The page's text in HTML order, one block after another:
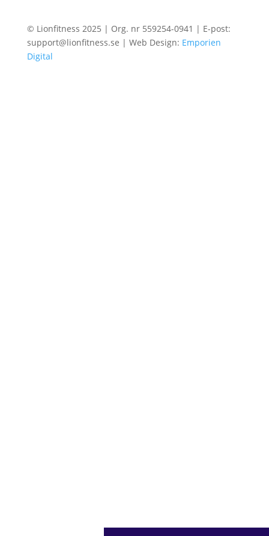
© Lionfitness 2025 | Org. nr 559254-0941 | E-post:
support@lionfitness.se | Web Design: Emporien
Digital